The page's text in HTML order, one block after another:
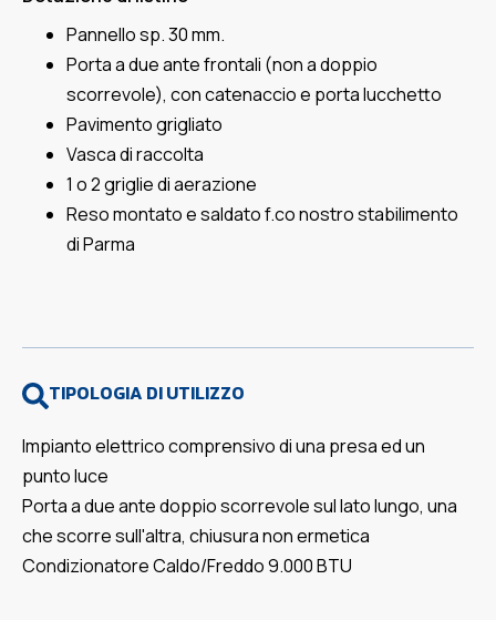
Pannello sp. 30 mm.
Porta a due ante frontali (non a doppio
scorrevole), con catenaccio e porta lucchetto
Pavimento grigliato
Vasca di raccolta
1 o 2 griglie di aerazione
Reso montato e saldato f.co nostro stabilimento
di Parma
TIPOLOGIA DI UTILIZZO
Impianto elettrico comprensivo di una presa ed un
punto luce
Porta a due ante doppio scorrevole sul lato lungo, una
che scorre sull'altra, chiusura non ermetica
Condizionatore Caldo/Freddo 9.000 BTU